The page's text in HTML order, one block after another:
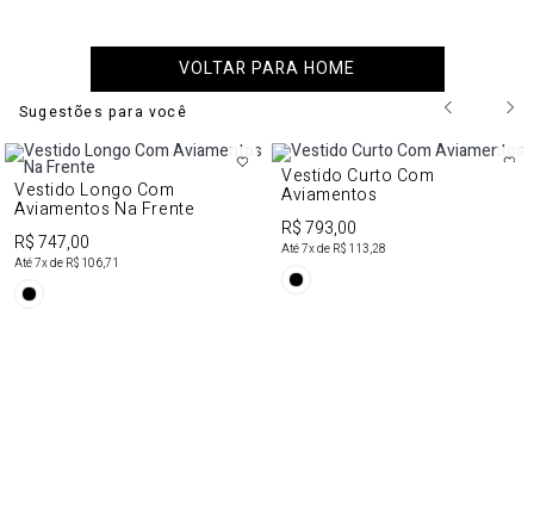
VOLTAR PARA HOME
Sugestões para você
Vestido Longo Com
Aviamentos Na Frente
R$ 747,00
Até7x de R$ 106,71
Vestido Curto Com
Aviamentos
R$ 793,00
Até7x de R$ 113,28